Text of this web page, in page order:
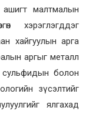
малтмалын
хэрэглэгддэг
хайгуулын арга
аргыг металл
болон
зүсэлтийг
ялгахад